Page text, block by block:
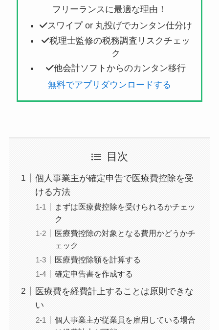
フリーランスに最適な理由！
スワイプ or 丸投げでカンタン仕分け
税理士監修の税務調査リスクチェッ
ク
他会計ソフトからのカンタン移行
無料でアプリダウンロードする
目次
個人事業主が確定申告で医療費控除を受
ける方法
まずは医療費控除を受けられるかチェッ
ク
医療費控除の対象となる費用かどうかチ
ェック
医療費控除額を計算する
確定申告書を作成する
医療費を経費計上することは原則できな
い
個人事業主が従業員を雇用している場合